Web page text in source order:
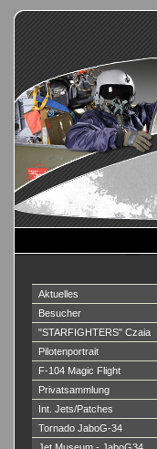
Aktuelles
Besucher
"STARFIGHTERS" Czaia
Pilotenportrait
F-104 Magic Flight
Privatsammlung
Int. Jets/Patches
Tornado JaboG-34